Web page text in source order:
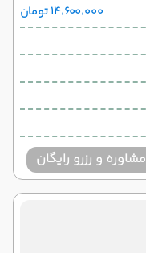
۱۴٬۶۰۰٬۰۰۰ تومان
مشاوره و رزرو رایگان